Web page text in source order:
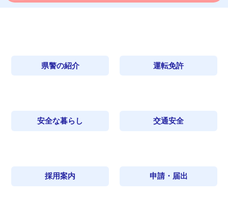
県警の紹介 運転免許
安全な暮らし 交通安全
採用案内 申請・届出